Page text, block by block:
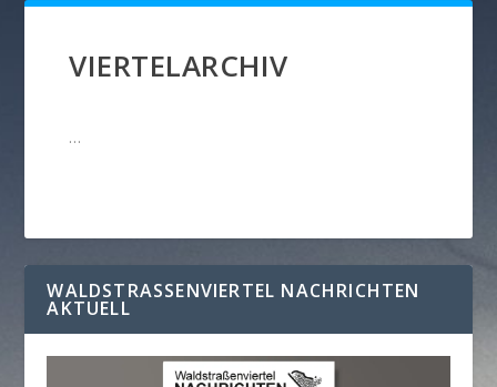
VIERTELARCHIV
…
WALDSTRASSENVIERTEL NACHRICHTEN A
KTUELL